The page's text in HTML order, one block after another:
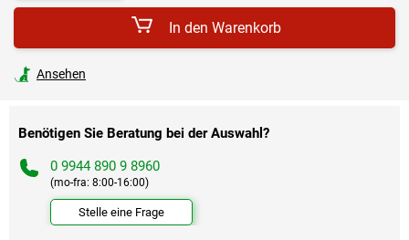
In den Warenkorb
Ansehen
Benötigen Sie Beratung bei der Auswahl?
0 9944 890 9 8960
(mo-fra: 8:00-16:00)
Stelle eine Frage